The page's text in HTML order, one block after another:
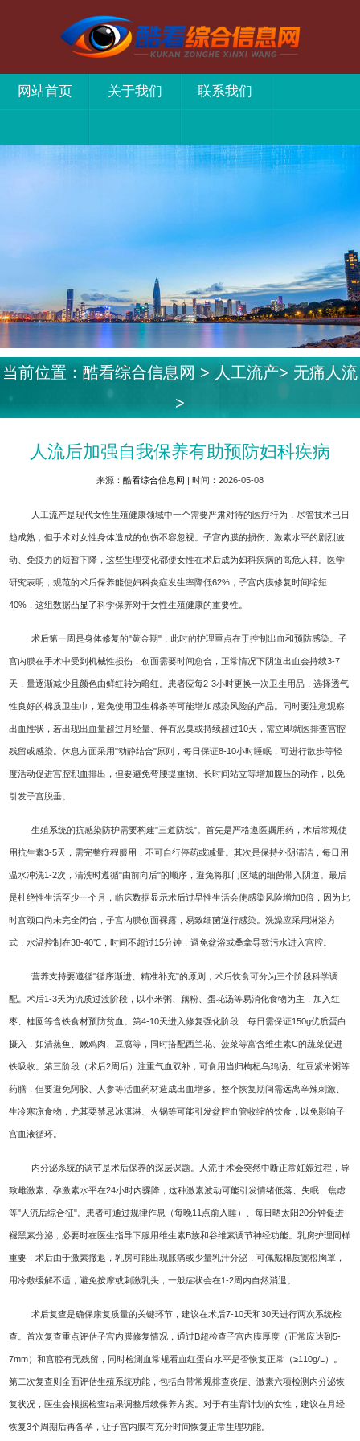
网站首页 关于我们 联系我们
当前位置： 酷看综合信息网 > 人工流产> 无痛人流
>
人流后加强自我保养有助预防妇科疾病
来源： 酷看综合信息网 | 时间：2026-05-08
人工流产是现代女性生殖健康领域中一个需要严肃对待的医疗行为，尽管技术已日
趋成熟，但手术对女性身体造成的创伤不容忽视。子宫内膜的损伤、激素水平的剧烈波
动、免疫力的短暂下降，这些生理变化都使女性在术后成为妇科疾病的高危人群。医学
研究表明，规范的术后保养能使妇科炎症发生率降低62%，子宫内膜修复时间缩短
40%，这组数据凸显了科学保养对于女性生殖健康的重要性。
术后第一周是身体修复的"黄金期"，此时的护理重点在于控制出血和预防感染。子
宫内膜在手术中受到机械性损伤，创面需要时间愈合，正常情况下阴道出血会持续3-7
天，量逐渐减少且颜色由鲜红转为暗红。患者应每2-3小时更换一次卫生用品，选择透气
性良好的棉质卫生巾，避免使用卫生棉条等可能增加感染风险的产品。同时要注意观察
出血性状，若出现出血量超过月经量、伴有恶臭或持续超过10天，需立即就医排查宫腔
残留或感染。休息方面采用"动静结合"原则，每日保证8-10小时睡眠，可进行散步等轻
度活动促进宫腔积血排出，但要避免弯腰提重物、长时间站立等增加腹压的动作，以免
引发子宫脱垂。
生殖系统的抗感染防护需要构建"三道防线"。首先是严格遵医嘱用药，术后常规使
用抗生素3-5天，需完整疗程服用，不可自行停药或减量。其次是保持外阴清洁，每日用
温水冲洗1-2次，清洗时遵循"由前向后"的顺序，避免将肛门区域的细菌带入阴道。最后
是杜绝性生活至少一个月，临床数据显示术后过早性生活会使感染风险增加8倍，因为此
时宫颈口尚未完全闭合，子宫内膜创面裸露，易致细菌逆行感染。洗澡应采用淋浴方
式，水温控制在38-40℃，时间不超过15分钟，避免盆浴或桑拿导致污水进入宫腔。
营养支持要遵循"循序渐进、精准补充"的原则，术后饮食可分为三个阶段科学调
配。术后1-3天为流质过渡阶段，以小米粥、藕粉、蛋花汤等易消化食物为主，加入红
枣、桂圆等含铁食材预防贫血。第4-10天进入修复强化阶段，每日需保证150g优质蛋白
摄入，如清蒸鱼、嫩鸡肉、豆腐等，同时搭配西兰花、菠菜等富含维生素C的蔬菜促进
铁吸收。第三阶段（术后2周后）注重气血双补，可食用当归枸杞乌鸡汤、红豆紫米粥等
药膳，但要避免阿胶、人参等活血药材造成出血增多。整个恢复期间需远离辛辣刺激、
生冷寒凉食物，尤其要禁忌冰淇淋、火锅等可能引发盆腔血管收缩的饮食，以免影响子
宫血液循环。
内分泌系统的调节是术后保养的深层课题。人流手术会突然中断正常妊娠过程，导
致雌激素、孕激素水平在24小时内骤降，这种激素波动可能引发情绪低落、失眠、焦虑
等"人流后综合征"。患者可通过规律作息（每晚11点前入睡）、每日晒太阳20分钟促进
褪黑素分泌，必要时在医生指导下服用维生素B族和谷维素调节神经功能。乳房护理同样
重要，术后由于激素撤退，乳房可能出现胀痛或少量乳汁分泌，可佩戴棉质宽松胸罩，
用冷敷缓解不适，避免按摩或刺激乳头，一般症状会在1-2周内自然消退。
术后复查是确保康复质量的关键环节，建议在术后7-10天和30天进行两次系统检
查。首次复查重点评估子宫内膜修复情况，通过B超检查子宫内膜厚度（正常应达到5-
7mm）和宫腔有无残留，同时检测血常规看血红蛋白水平是否恢复正常（≥110g/L）。
第二次复查则全面评估生殖系统功能，包括白带常规排查炎症、激素六项检测内分泌恢
复状况，医生会根据检查结果调整后续保养方案。对于有生育计划的女性，建议在月经
恢复3个周期后再备孕，让子宫内膜有充分时间恢复正常生理功能。